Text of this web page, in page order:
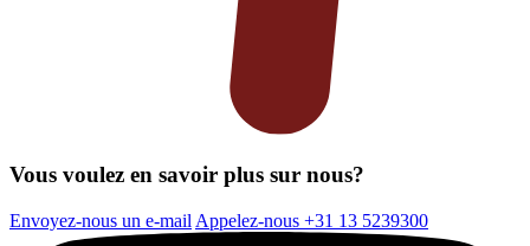
Vous voulez en savoir plus sur nous?
Envoyez-nous un e-mail Appelez-nous +31 13 5239300